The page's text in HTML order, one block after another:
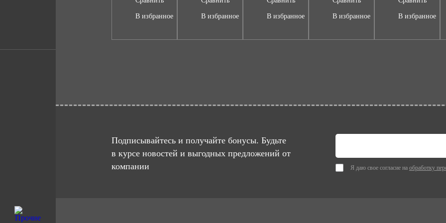
В избранное В избранное В избранное В избранное В избранное
Подписывайтесь и получайте бонусы. Будьте
в курсе новостей и выгодных предложений от
компании
Я даю свое согласие на обработку